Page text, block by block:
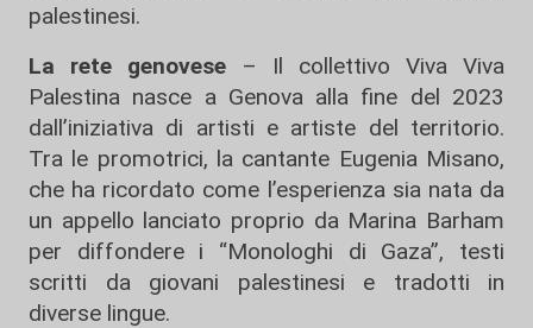
palestinesi.
La rete genovese – Il collettivo Viva Viva
Palestina nasce a Genova alla fine del 2023
dall’iniziativa di artisti e artiste del territorio.
Tra le promotrici, la cantante Eugenia Misano,
che ha ricordato come l’esperienza sia nata da
un appello lanciato proprio da Marina Barham
per diffondere i “Monologhi di Gaza”, testi
scritti da giovani palestinesi e tradotti in
diverse lingue.